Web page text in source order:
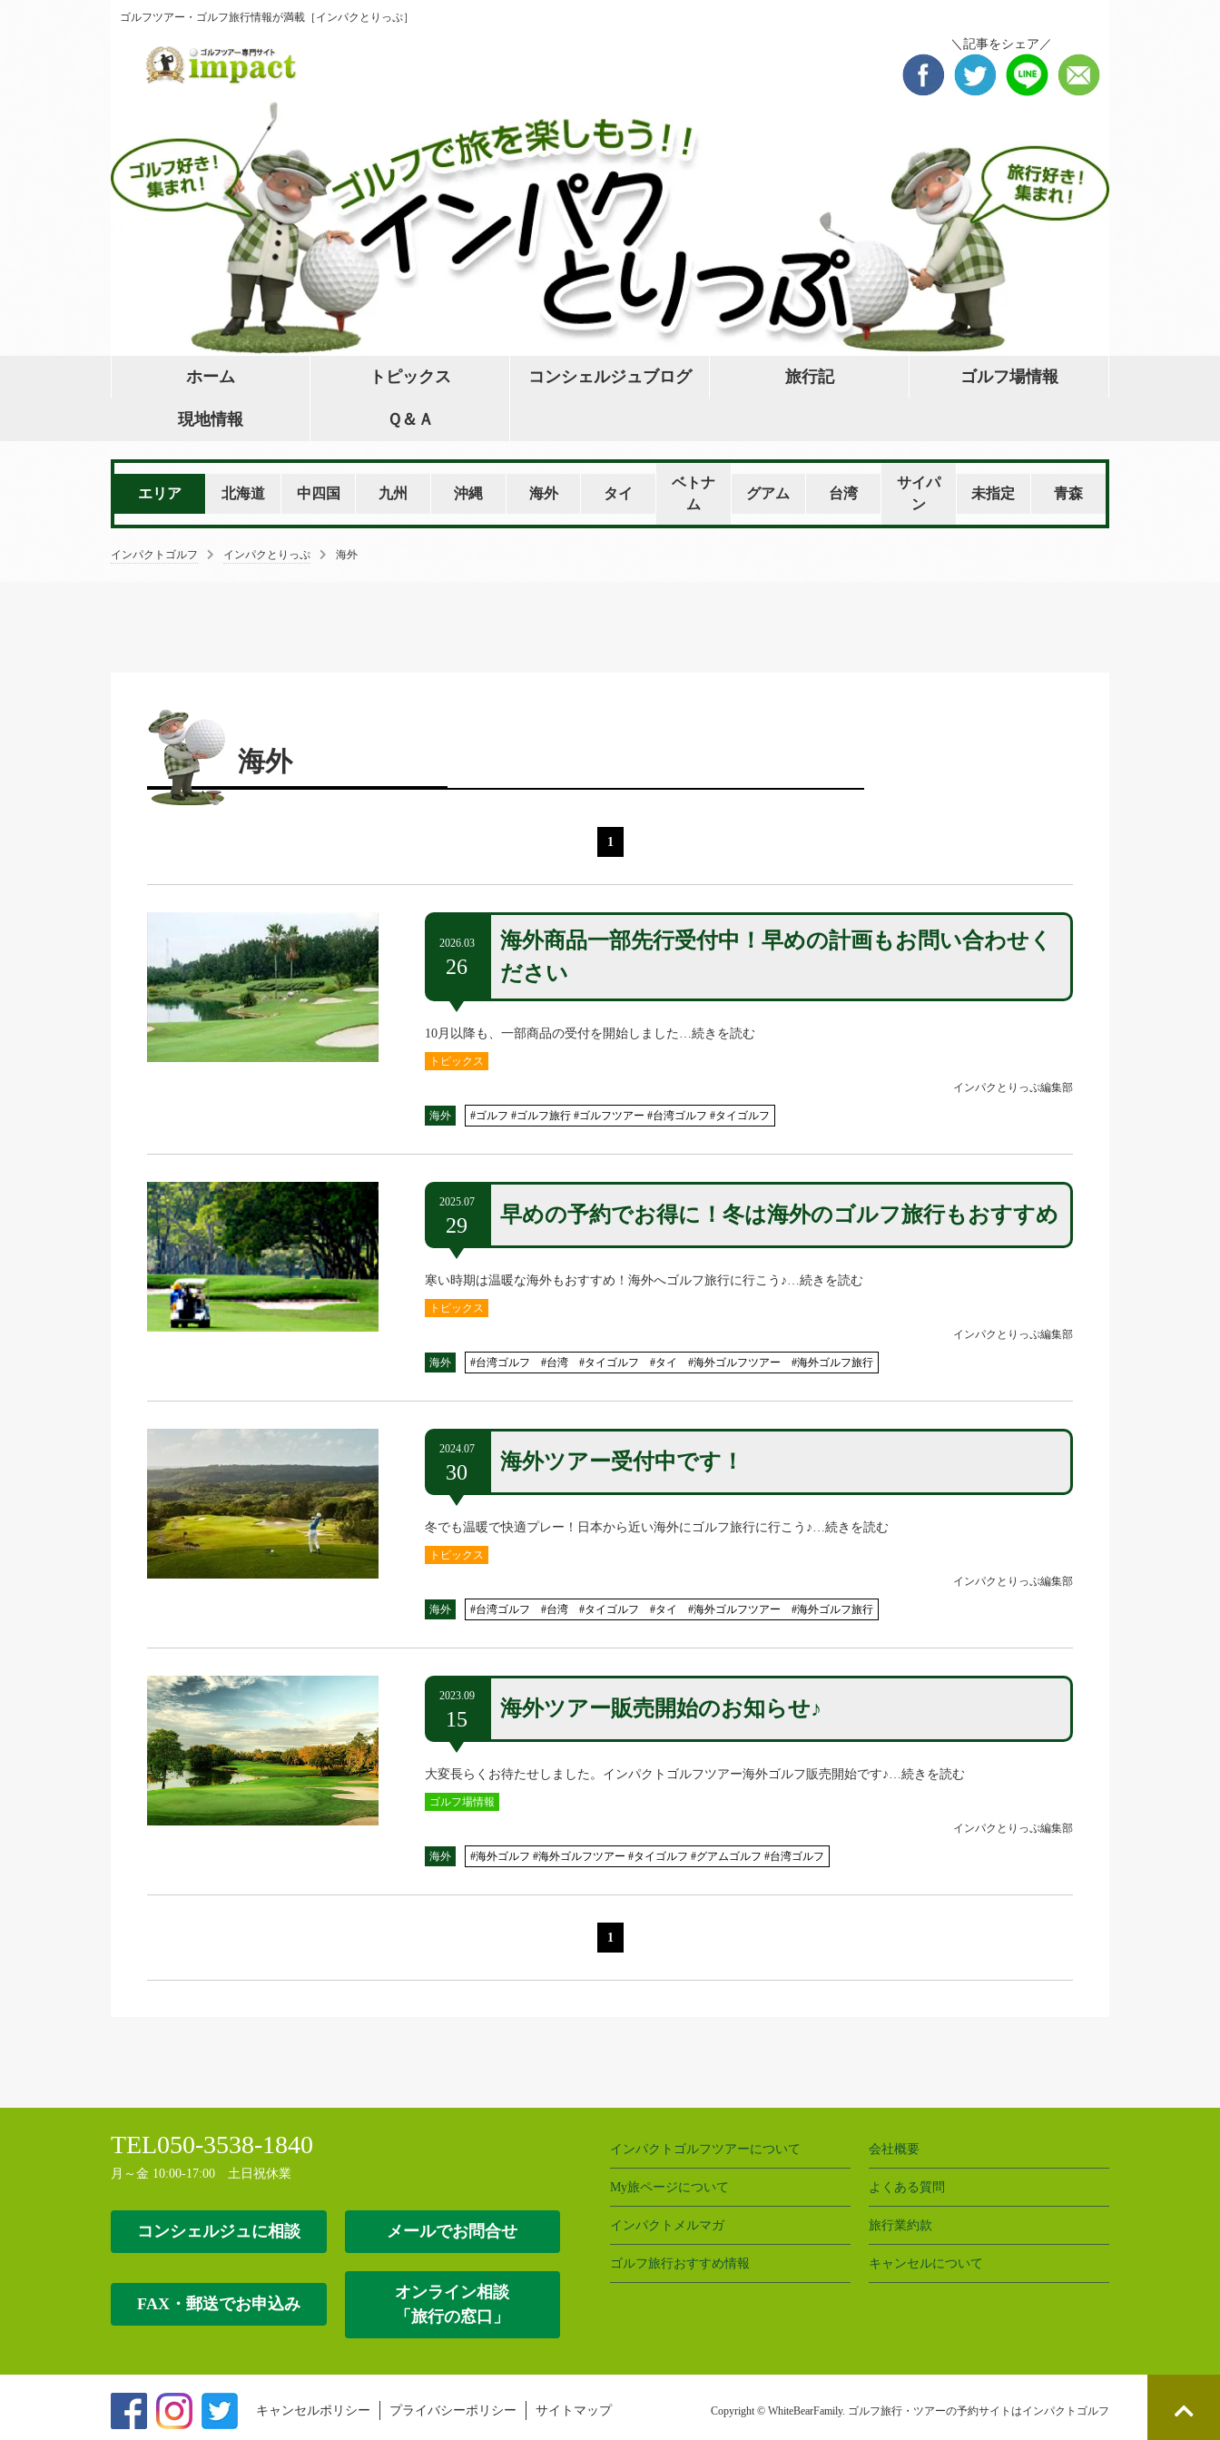
ゴルフツアー・ゴルフ旅行情報が満載［インパクとりっぷ］
＼記事をシェア／
ホーム トピックス コンシェルジュブログ 旅行記 ゴルフ場情報
現地情報 Ｑ＆Ａ
エリア 北海道 中四国 九州 沖縄 海外 タイ
ベトナ
ム
グアム 台湾
サイパ
ン
未指定 青森
インパクトゴルフ インパクとりっぷ 海外
海外
1
2026.03
26
海外商品一部先行受付中！早めの計画もお問い合わせく
ださい
10月以降も、一部商品の受付を開始しました…続きを読む
トピックス
インパクとりっぷ編集部
海外 #ゴルフ #ゴルフ旅行 #ゴルフツアー #台湾ゴルフ #タイゴルフ
2025.07
29 早めの予約でお得に！冬は海外のゴルフ旅行もおすすめ
寒い時期は温暖な海外もおすすめ！海外へゴルフ旅行に行こう♪…続きを読む
トピックス
インパクとりっぷ編集部
海外 #台湾ゴルフ #台湾 #タイゴルフ #タイ #海外ゴルフツアー #海外ゴルフ旅行
2024.07
30 海外ツアー受付中です！
冬でも温暖で快適プレー！日本から近い海外にゴルフ旅行に行こう♪…続きを読む
トピックス
インパクとりっぷ編集部
海外 #台湾ゴルフ #台湾 #タイゴルフ #タイ #海外ゴルフツアー #海外ゴルフ旅行
2023.09
15 海外ツアー販売開始のお知らせ♪
大変長らくお待たせしました。インパクトゴルフツアー海外ゴルフ販売開始です♪…続きを読む
ゴルフ場情報
インパクとりっぷ編集部
海外 #海外ゴルフ #海外ゴルフツアー #タイゴルフ #グアムゴルフ #台湾ゴルフ
1
TEL050-3538-1840
月～金 10:00-17:00 土日祝休業
コンシェルジュに相談 メールでお問合せ
FAX・郵送でお申込み
オンライン相談
「旅行の窓口」
インパクトゴルフツアーについて
My旅ページについて
インパクトメルマガ
ゴルフ旅行おすすめ情報
会社概要
よくある質問
旅行業約款
キャンセルについて
キャンセルポリシー プライバシーポリシー サイトマップ Copyright © WhiteBearFamily. ゴルフ旅行・ツアーの予約サイトはインパクトゴルフ